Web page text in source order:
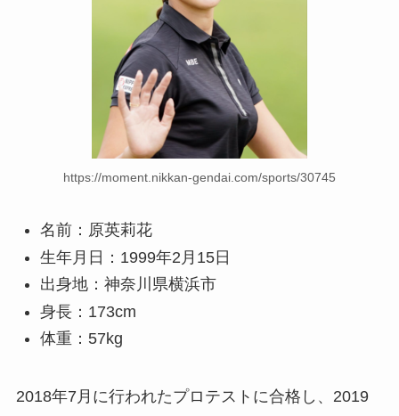
https://moment.nikkan-gendai.com/sports/30745
名前：原英莉花
生年月日：1999年2月15日
出身地：神奈川県横浜市
身長：173cm
体重：57kg
2018年7月に行われたプロテストに合格し、2019